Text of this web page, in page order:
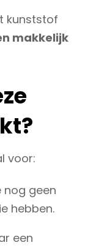
kunststof
makkelijk
voor:
nog geen
hebben.
een